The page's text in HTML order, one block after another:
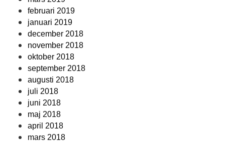
februari 2019
januari 2019
december 2018
november 2018
oktober 2018
september 2018
augusti 2018
juli 2018
juni 2018
maj 2018
april 2018
mars 2018